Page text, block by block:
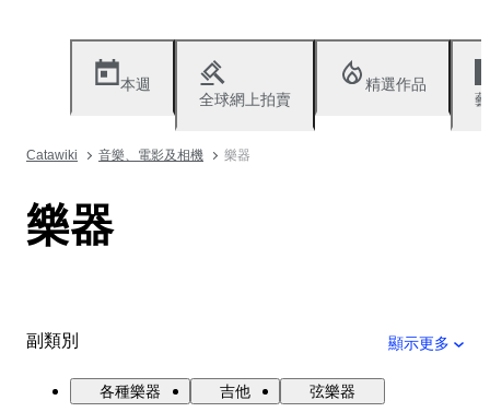
本週
全球網上拍賣
精選作品
Catawiki 音樂、電影及相機 樂器
樂器
副類別 顯示更多
各種樂器 吉他 弦樂器